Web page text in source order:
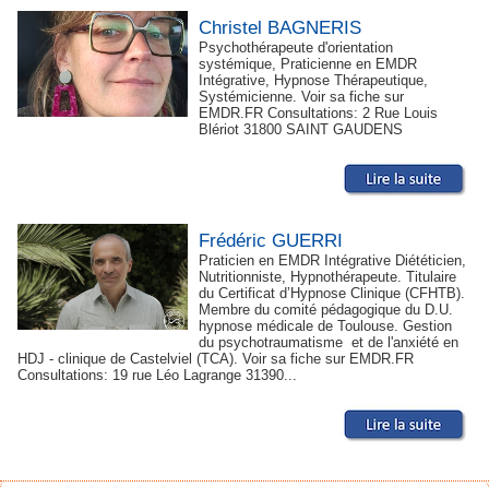
Christel BAGNERIS
Psychothérapeute d'orientation
systémique, Praticienne en EMDR
Intégrative, Hypnose Thérapeutique,
Systémicienne. Voir sa fiche sur
EMDR.FR Consultations: 2 Rue Louis
Blériot 31800 SAINT GAUDENS
Frédéric GUERRI
Praticien en EMDR Intégrative Diététicien,
Nutritionniste, Hypnothérapeute. Titulaire
du Certificat d’Hypnose Clinique (CFHTB).
Membre du comité pédagogique du D.U.
hypnose médicale de Toulouse. Gestion
du psychotraumatisme et de l'anxiété en
HDJ - clinique de Castelviel (TCA). Voir sa fiche sur EMDR.FR
Consultations: 19 rue Léo Lagrange 31390...